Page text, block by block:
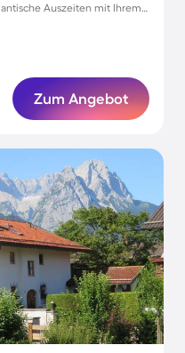
Auszeiten mit Ihrem
Zum Angebot